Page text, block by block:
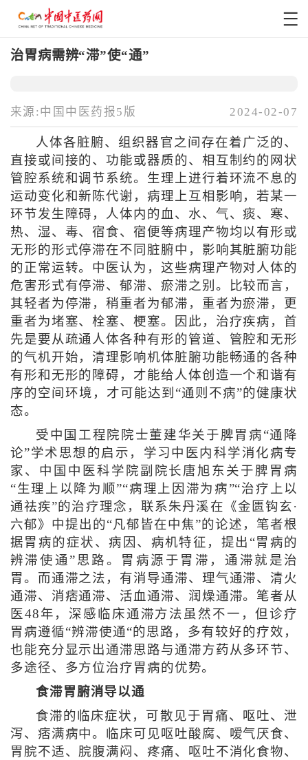
治胃病需辨“滞”使“通”
来源:中国中医药报5版 2024-02-07
人体各脏腑、组织器官之间存在着广泛的、
直接或间接的、功能或器质的、相互制约的网状
管腔系统和调节系统。生理上进行着环流不息的
运动变化和新陈代谢，病理上互相影响，若某一
环节发生障碍，人体内的血、水、气、痰、寒、
热、湿、毒、宿食、宿便等病理产物均以有形或
无形的形式停滞在不同脏腑中，影响其脏腑功能
的正常运转。中医认为，这些病理产物对人体的
危害形式有停滞、郁滞、瘀滞之别。比较而言，
其轻者为停滞，稍重者为郁滞，重者为瘀滞，更
重者为堵塞、栓塞、梗塞。因此，治疗疾病，首
先是要从疏通人体各种有形的管道、管腔和无形
的气机开始，清理影响机体脏腑功能畅通的各种
有形和无形的障碍，才能给人体创造一个和谐有
序的空间环境，才可能达到“通则不病”的健康状
态。
受中国工程院院士董建华关于脾胃病“通降
论”学术思想的启示，学习中医内科学消化病专
家、中国中医科学院副院长唐旭东关于脾胃病
“生理上以降为顺”“病理上因滞为病”“治疗上以
通祛疾”的治疗理念，联系朱丹溪在《金匮钩玄·
六郁》中提出的“凡郁皆在中焦”的论述，笔者根
据胃病的症状、病因、病机特征，提出“胃病的
辨滞使通”思路。胃病源于胃滞，通滞就是治
胃。而通滞之法，有消导通滞、理气通滞、清火
通滞、消痞通滞、活血通滞、润燥通滞。笔者从
医48年，深感临床通滞方法虽然不一，但诊疗
胃病遵循“辨滞使通“的思路，多有较好的疗效，
也能充分显示出通滞思路与通滞方药从多环节、
多途径、多方位治疗胃病的优势。
食滞胃腑消导以通
食滞的临床症状，可散见于胃痛、呕吐、泄
泻、痞满病中。临床可见呕吐酸腐、嗳气厌食、
胃脘不适、脘腹满闷、疼痛、呕吐不消化食物、